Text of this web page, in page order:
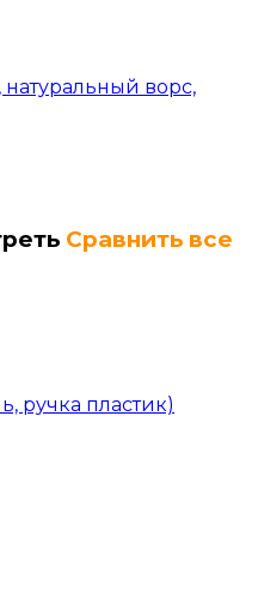
натуральный ворс,
Сравнить все